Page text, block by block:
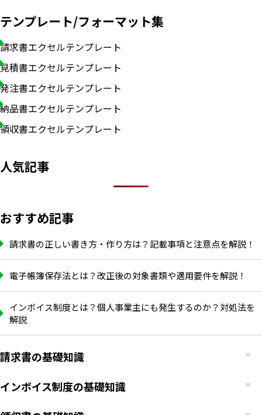
テンプレート/フォーマット集
請求書エクセルテンプレート
見積書エクセルテンプレート
発注書エクセルテンプレート
納品書エクセルテンプレート
領収書エクセルテンプレート
人気記事
おすすめ記事
請求書の正しい書き方・作り方は？記載事項と注意点を解説！
電子帳簿保存法とは？改正後の対象書類や適用要件を解説！
インボイス制度とは？個人事業主にも発生するのか？対処法を
解説
請求書の基礎知識
インボイス制度の基礎知識